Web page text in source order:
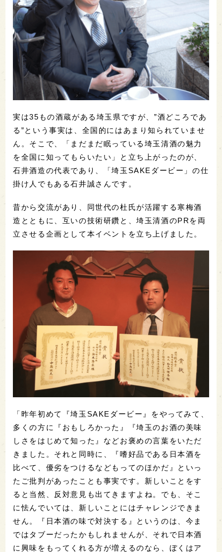
実は35もの酒蔵がある埼玉県ですが、”酒どころであ
る”という事実は、全国的にはあまり知られていませ
ん。そこで、「まだまだ眠っている埼玉清酒の魅力
を全国に知ってもらいたい」と立ち上がったのが、
石井酒造の代表であり、「埼玉SAKEダービー」の仕
掛け人でもある石井誠さんです。
昔から交流があり、同世代の杜氏が活躍する寒梅酒
造とともに、互いの技術研鑽と、埼玉清酒のPRを両
立させる企画として本イベントを立ち上げました。
「昨年初めて『埼玉SAKEダービー』をやってみて、
多くの方に『おもしろかった』『埼玉のお酒の美味
しさをはじめて知った』などお褒めの言葉をいただ
きました。それと同時に、『嗜好品である日本酒を
比べて、優劣をつけるなどもってのほかだ』といっ
たご批判があったことも事実です。新しいことをす
ると当然、反対意見も出てきますよね。でも、そこ
に怯んでいては、新しいことにはチャレンジできま
せん。『日本酒の味で対決する』というのは、今ま
ではタブーだったかもしれませんが、それで日本酒
に興味をもってくれる方が増えるのなら、ぼくはア